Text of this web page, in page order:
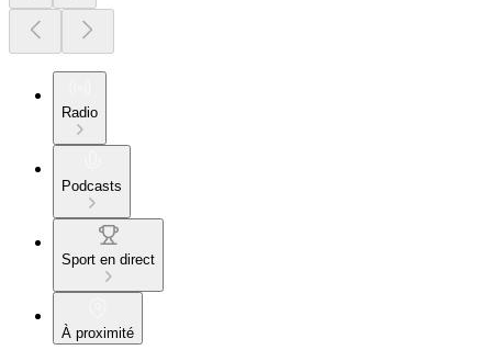
Radio
Podcasts
Sport en direct
À proximité